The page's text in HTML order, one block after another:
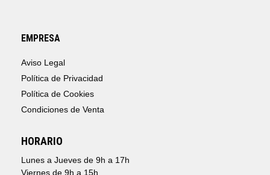
EMPRESA
Aviso Legal
Política de Privacidad
Política de Cookies
Condiciones de Venta
HORARIO
Lunes a Jueves de 9h a 17h
Viernes de 9h a 15h